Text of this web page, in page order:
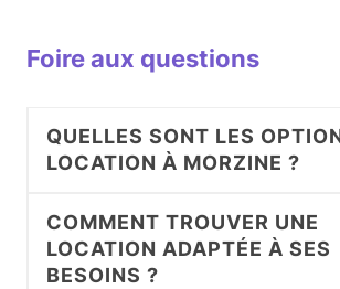
Foire aux questions
QUELLES SONT LES
LOCATION À MORZINE ?
COMMENT TROUVER UNE
LOCATION ADAPTÉE À SES
BESOINS ?